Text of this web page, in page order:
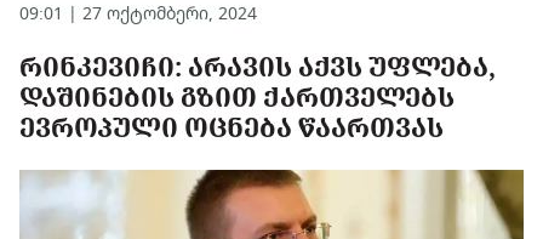
09:01 | 27 ოქტომბერი, 2024
ᲠᲘᲜᲙᲔᲕᲘᲩᲘ: ᲐᲠᲐᲕᲘᲡ ᲐᲥᲕᲡ ᲣᲤᲚᲔᲑᲐ,
ᲓᲐᲨᲘᲜᲔᲑᲘᲡ ᲒᲖᲘᲗ ᲥᲐᲠᲗᲕᲔᲚᲔᲑᲡ
ᲔᲕᲠᲝᲞᲣᲚᲘ ᲝᲪᲜᲔᲑᲐ ᲬᲐᲐᲠᲗᲕᲐᲡ